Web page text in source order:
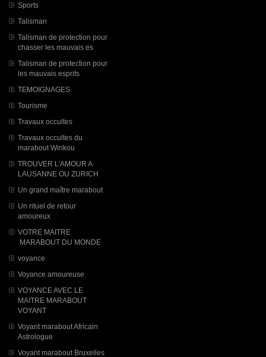
Sports
Talisman
Talisman de protection pour
chasser les mauvais es
Talisman de protection pour
les mauvais esprits
TEMOIGNAGES
Tourisme
Travaux occultes
Travaux occultes du
marabout Wirikou
TROUVER L'AMOUR A
LAUSANNE OU ZURICH
Un grand maître marabout
Un rituel de retour
amoureux
VOTRE MAITRE
MARABOUT DU MONDE
voyance
Voyance amoureuse
VOYANCE AVEC LE
MAITRE MARABOUT
VOYANT
Voyant marabout Africain
Astrologue
Voyant marabout Bruxelles